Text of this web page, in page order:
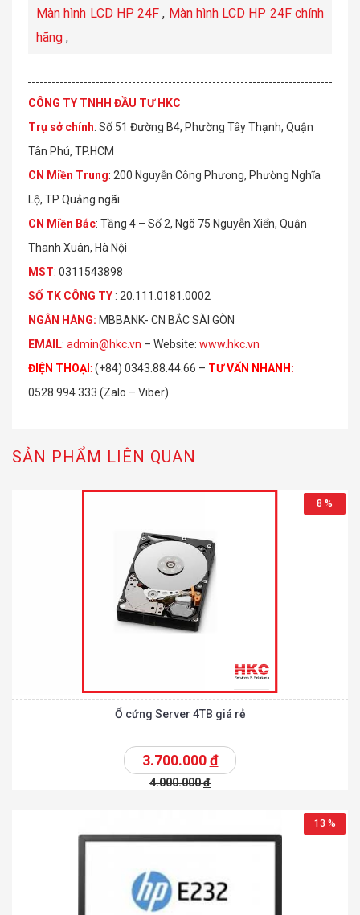
Màn hình LCD HP 24F , Màn hình LCD HP 24F chính
hãng ,
CÔNG TY TNHH ĐẦU TƯ HKC
Trụ sở chính: Số 51 Đường B4, Phường Tây Thạnh, Quận
Tân Phú, TP.HCM
CN Miền Trung: 200 Nguyễn Công Phương, Phường Nghĩa
Lộ, TP Quảng ngãi
CN Miền Bắc: Tầng 4 – Số 2, Ngõ 75 Nguyễn Xiển, Quận
Thanh Xuân, Hà Nội
MST: 0311543898
SỐ TK CÔ NG TY : 20.111.0181.0002
NGÂN HÀNG: MBBANK- CN BẮC SÀI GÒN
EMAIL: admin@hkc.vn – Website: www.hkc.vn
ĐIỆN THOẠI : (+84) 0343.88.44.66 – TƯ VẤN NHANH :
0528.994.333 (Zalo – Viber)
SẢN PHẨM LIÊN QUAN
8 %
Ổ cứng Server 4TB giá rẻ
3.700.000đ
4.000.000đ
13 %